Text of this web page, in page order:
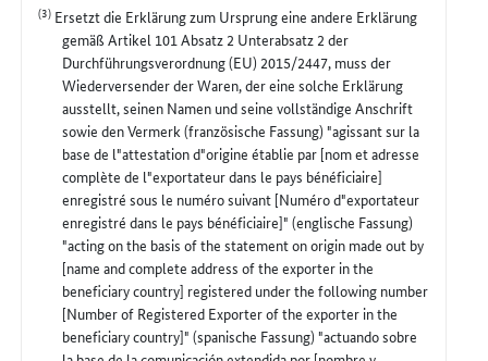
(3) Ersetzt die Erklärung zum Ursprung eine andere Erklärung
gemäß Artikel 101 Absatz 2 Unterabsatz 2 der
Durchführungsverordnung (EU) 2015/2447, muss der
Wiederversender der Waren, der eine solche Erklärung
ausstellt, seinen Namen und seine vollständige Anschrift
sowie den Vermerk (französische Fassung) "agissant sur la
base de l"attestation d"origine établie par [nom et adresse
complète de l"exportateur dans le pays bénéficiaire]
enregistré sous le numéro suivant [Numéro d"exportateur
enregistré dans le pays bénéficiaire]" (englische Fassung)
"acting on the basis of the statement on origin made out by
[name and complete address of the exporter in the
beneficiary country] registered under the following number
[Number of Registered Exporter of the exporter in the
beneficiary country]" (spanische Fassung) "actuando sobre